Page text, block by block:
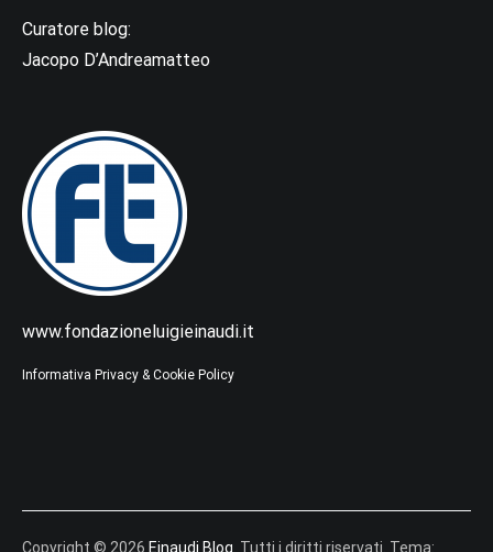
Curatore blog:
Jacopo D’Andreamatteo
www.fondazioneluigieinaudi.it
Informativa Privacy & Cookie Policy
Copyright © 2026 Einaudi Blog . Tutti i diritti riservati. Tema: